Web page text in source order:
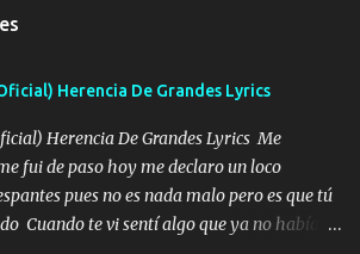
dejé el dinero estaba escaso Mi
falte nada es la gran razón que a diario me
Me rodearon y la puerta me
caliente me llevaron me achacaba cargos
me gritaba a donde tienes el clavo Yo me
en grande más me cuido me gusta ser
envidiosos que no falten mi dios es grande
Pa el equipo aquí le mando un abrazo
Herencia De Grandes Lyrics
Herencia De Grandes Lyrics Me
fui de paso hoy me declaro un loco
pues no es nada malo pero es que tú
Cuando te vi sentí algo que ya no había